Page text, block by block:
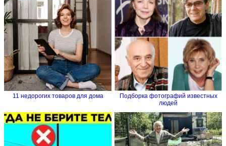
11 недорогих товаров для дома
Подборка фотографий известных
людей